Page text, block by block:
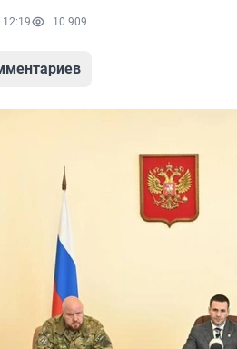
12:19 10 909